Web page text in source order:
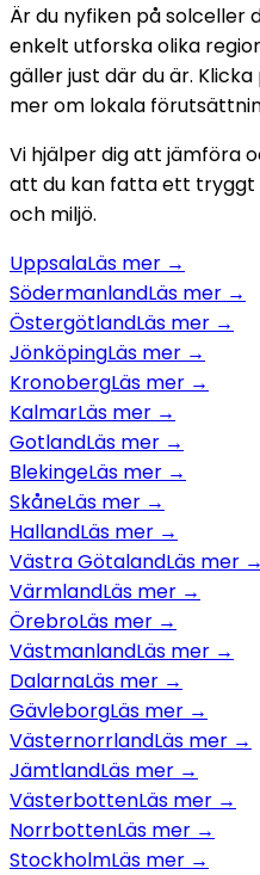
Är du nyfiken på solceller
enkelt utforska olika
gäller just där du är.
mer om lokala
Vi hjälper dig att jämföra
att du kan fatta ett tryggt
och miljö.
UppsalaLäs mer →
SödermanlandLäs mer →
ÖstergötlandLäs mer →
JönköpingLäs mer →
KronobergLäs mer →
KalmarLäs mer →
GotlandLäs mer →
BlekingeLäs mer →
SkåneLäs mer →
HallandLäs mer →
Västra GötalandLäs mer →
VärmlandLäs mer →
ÖrebroLäs mer →
VästmanlandLäs mer →
DalarnaLäs mer →
GävleborgLäs mer →
VästernorrlandLäs mer →
JämtlandLäs mer →
VästerbottenLäs mer →
NorrbottenLäs mer →
StockholmLäs mer →